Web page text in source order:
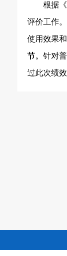
根据
评价工作
使用效果
节。针对
过此次绩